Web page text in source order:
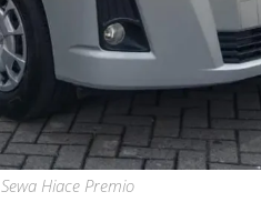
Sewa Hiace Premio